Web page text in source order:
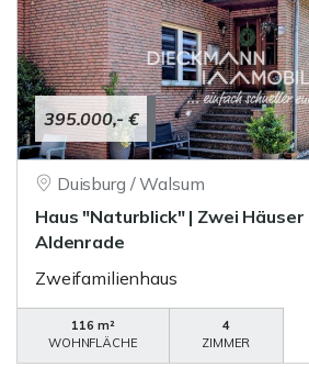
395.000,- €
Duisburg / Walsum
Haus "Naturblick" | Zwei Häuser
Aldenrade
Zweifamilienhaus
116 m²
WOHNFLÄCHE
4
ZIMMER